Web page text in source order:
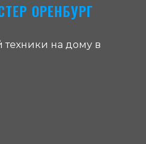
ОРЕНБУРГ
техники на дому в